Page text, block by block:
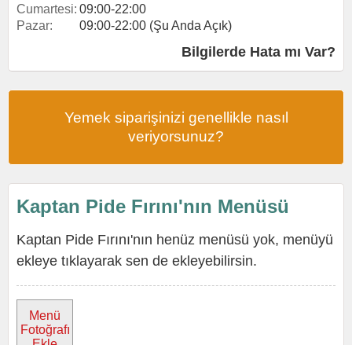
Cumartesi: 09:00-22:00
Pazar:
09:00-22:00 (Şu Anda Açık)
Bilgilerde Hata mı Var?
Yemek siparişinizi genellikle nasıl
veriyorsunuz?
Kaptan Pide Fırını'nın Menüsü
Kaptan Pide Fırını'nın henüz menüsü yok, menüyü
ekleye tıklayarak sen de ekleyebilirsin.
Menü
Fotoğrafı